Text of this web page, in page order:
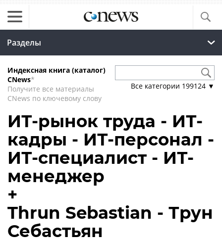
Разделы
Индексная книга (каталог)
CNews*
Получите все материалы
CNews по ключевому слову
Все категории 199124 ▼
ИТ-рынок труда - ИТ-
кадры - ИТ-персонал -
ИТ-специалист - ИТ-
менеджер
+
Thrun Sebastian - Трун
Себастьян